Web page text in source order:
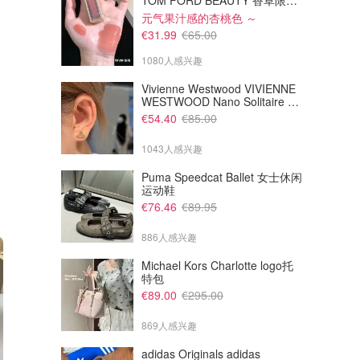
元气果汁感的杏桃色 ～
€31.99 €65.00
1080人感兴趣
Vivienne Westwood VIVIENNE
WESTWOOD Nano Solitaire 耳
环
€54.40 €85.00
1043人感兴趣
Puma Speedcat Ballet 女士休闲
运动鞋
€76.46 €89.95
886人感兴趣
Michael Kors Charlotte logo托
特包
€89.00 €295.00
869人感兴趣
adidas Originals adidas